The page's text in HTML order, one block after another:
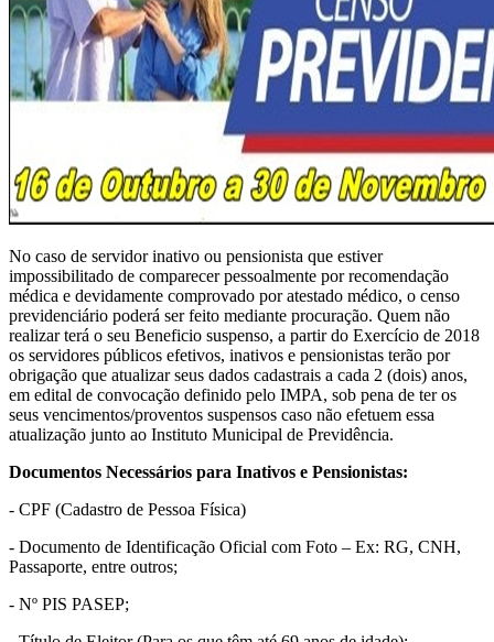
No caso de servidor inativo ou pensionista que estiver
impossibilitado de comparecer pessoalmente por recomendação
médica e devidamente comprovado por atestado médico, o censo
previdenciário poderá ser feito mediante procuração. Quem não
realizar terá o seu Beneficio suspenso, a partir do Exercício de 2018
os servidores públicos efetivos, inativos e pensionistas terão por
obrigação que atualizar seus dados cadastrais a cada 2 (dois) anos,
em edital de convocação definido pelo IMPA, sob pena de ter os
seus vencimentos/proventos suspensos caso não efetuem essa
atualização junto ao Instituto Municipal de Previdência.
Documentos Necessários para Inativos e Pensionistas:
- CPF (Cadastro de Pessoa Física)
- Documento de Identificação Oficial com Foto – Ex: RG, CNH,
Passaporte, entre outros;
- Nº PIS PASEP;